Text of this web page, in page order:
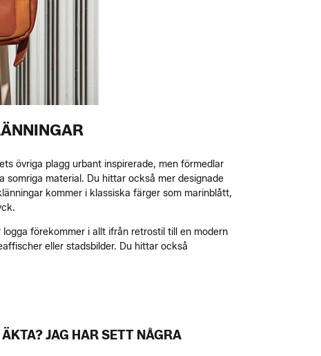
övriga plagg urbant inspirerade, men förmedlar
somriga material. Du hittar också mer designade
kommer i klassiska färger som marinblått,
förekommer i allt ifrån retrostil till en modern
eller stadsbilder. Du hittar också
JAG HAR SETT NÅGRA